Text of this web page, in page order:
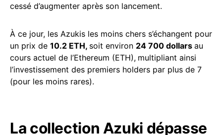
cessé d’augmenter après son lancement.
À ce jour, les Azukis les moins chers s’échangent pour
un prix de 10.2 ETH, soit environ 24 700 dollars au
cours actuel de l’Ethereum (ETH), multipliant ainsi
l’investissement des premiers holders par plus de 7
(pour les moins rares).
La collection Azuki dépasse